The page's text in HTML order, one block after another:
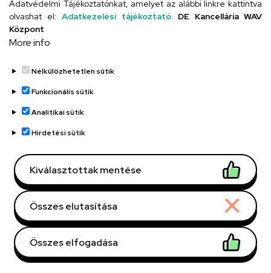
UD telefonkönyv
Adatvédelem
Adatvédelem
Régi oldal
Technikai információk
Copyright © 2026 Unideb
Adatvédelmi Tájékoztatónkat, amelyet az alábbi linkre kattintva
olvashat el: Adatkezelési tájékoztató. DE Kancellária WAV
Központ
More info
Nélkülözhetetlen sütik
Funkcionális sütik
Analitikai sütik
Hirdetési sütik
Kiválasztottak mentése
Összes elutasítása
Összes elfogadása